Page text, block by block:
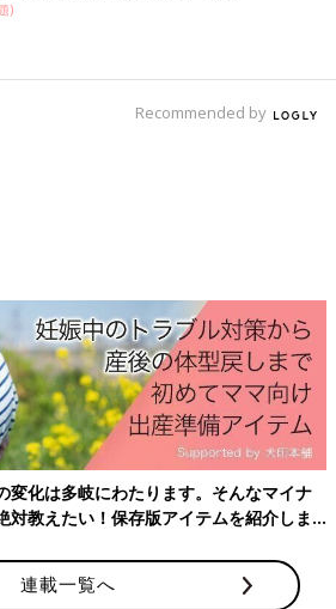
)
Recommended by
変化は多岐にわたります。そんなマイナ
対教えたい！保存版アイテムを紹介しま
連載一覧へ